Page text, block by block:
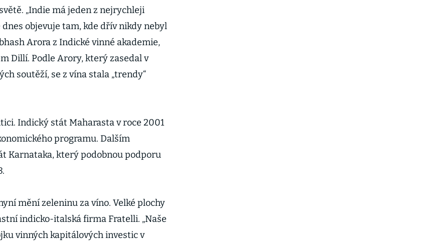
„Indie má jeden z nejrychleji
objevuje tam, kde dřív nikdy nebyl
Arora z Indické vinné akademie,
Dillí. Podle Arory, který zasedal v
soutěží, se z vína stala „trendy“
Indický stát Maharasta v roce 2001
programu. Dalším
Karnataka, který podobnou podporu
mění zeleninu za víno. Velké plochy
indicko-italská firma Fratelli. „Naše
vinných kapitálových investic v